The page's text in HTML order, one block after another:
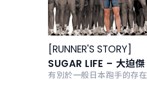
RUNNER'S STORY
SUGAR LIFE – 大迫傑
有別於一般日本跑手的存在